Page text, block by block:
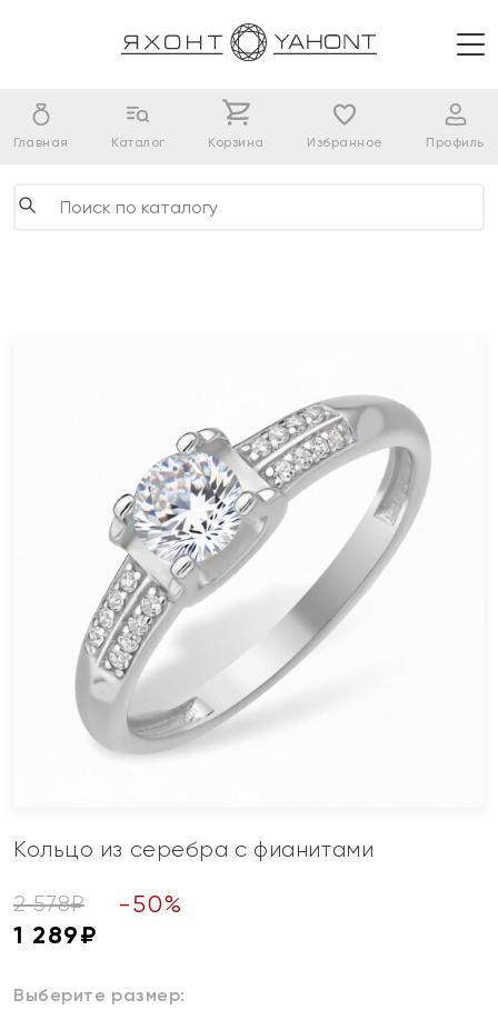
Главная Каталог Корзина Избранное Профиль
Кольцо из серебра с фианитами
2 578₽ -50%
1 289₽
Выберите размер: